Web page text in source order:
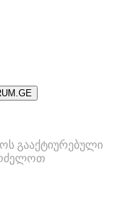
გააქტიურებული